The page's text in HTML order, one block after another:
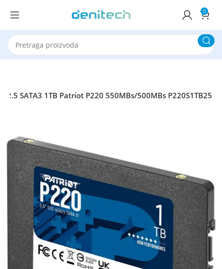
0
2.5 SATA3 1TB Patriot P220 550MBs/500MBs P220S1TB25